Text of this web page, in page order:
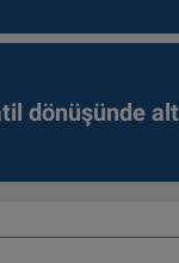
dönüşünde